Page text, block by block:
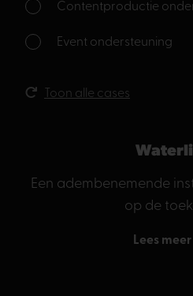
Contentproductie
Event ondersteuning
Toon alle cases
Een adembenemende
op de
Lees meer